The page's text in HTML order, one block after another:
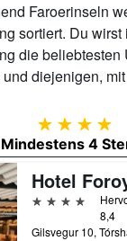
Faroerinseln
sortiert. Du
die beliebtesten
diejenigen,
4 Sterne
Mindestens 4
4 Sterne
8,4